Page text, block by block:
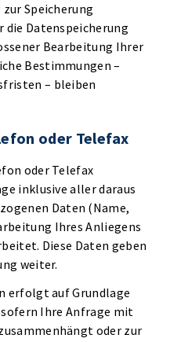
Speicherung
die Datenspeicherung
Bearbeitung Ihrer
Bestimmungen –
– bleiben
oder Telefax
oder Telefax
inklusive aller daraus
Daten (Name,
Ihres Anliegens
Diese Daten geben
weiter.
erfolgt auf Grundlage
sofern Ihre Anfrage mit
oder zur